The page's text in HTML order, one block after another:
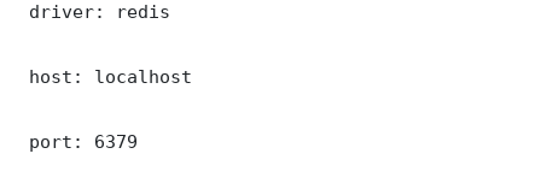
driver: redis
host: localhost
port: 6379